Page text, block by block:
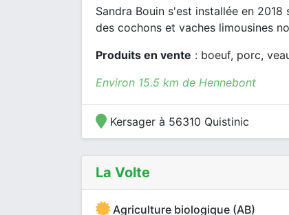
Sandra Bouin s'est installée en
des cochons et vaches limousines
Produits en vente : boeuf, porc,
Environ 15.5 km de Hennebont
Kersager à 56310 Quistinic
La Volte
Agriculture biologique (AB)